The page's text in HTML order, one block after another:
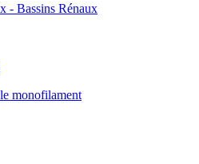
- Bassins Rénaux
monofilament